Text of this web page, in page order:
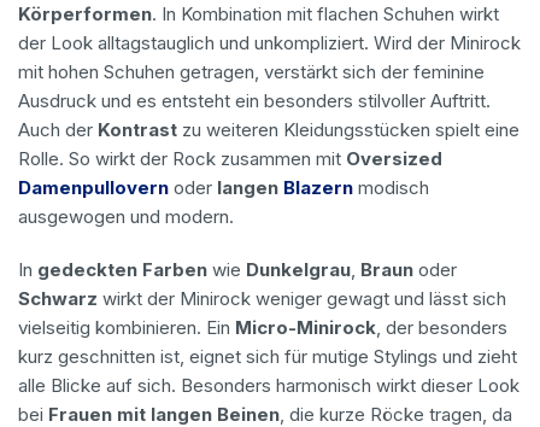
Körperformen. In Kombination mit flachen Schuhen wirkt
der Look alltagstauglich und unkompliziert. Wird der Minirock
mit hohen Schuhen getragen, verstärkt sich der feminine
Ausdruck und es entsteht ein besonders stilvoller Auftritt.
Auch der Kontrast zu weiteren Kleidungsstücken spielt eine
Rolle. So wirkt der Rock zusammen mit Oversized
Damenpullovern oder langen Blazern modisch
ausgewogen und modern.
In gedeckten Farben wie Dunkelgrau, Braun oder
Schwarz wirkt der Minirock weniger gewagt und lässt sich
vielseitig kombinieren. Ein Micro-Minirock, der besonders
kurz geschnitten ist, eignet sich für mutige Stylings und zieht
alle Blicke auf sich. Besonders harmonisch wirkt dieser Look
bei Frauen mit langen Beinen, die kurze Röcke tragen, da